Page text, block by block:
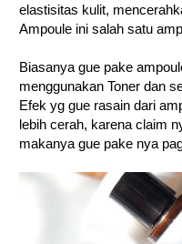
elastisitas kulit,
Ampoule ini salah satu
Biasanya gue pake
menggunakan Toner dan
Efek yg gue rasain dari
lebih cerah, karena claim
makanya gue pake nya